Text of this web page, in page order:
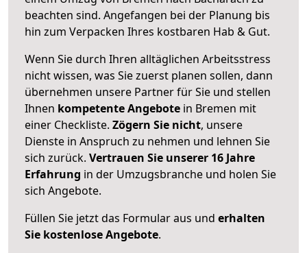
beachten sind. Angefangen bei der Planung bis
hin zum Verpacken Ihres kostbaren Hab & Gut.
Wenn Sie durch Ihren alltäglichen Arbeitsstress
nicht wissen, was Sie zuerst planen sollen, dann
übernehmen unsere Partner für Sie und stellen
Ihnen kompetente Angebote in Bremen mit
einer Checkliste. Zögern Sie nicht, unsere
Dienste in Anspruch zu nehmen und lehnen Sie
sich zurück. Vertrauen Sie unserer 16 Jahre
Erfahrung in der Umzugsbranche und holen Sie
sich Angebote.
Füllen Sie jetzt das Formular aus und erhalten
Sie kostenlose Angebote.